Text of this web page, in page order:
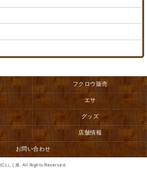
フクロウ販売
エサ
グッズ
店舗情報
お問い合わせ
(C)ふく屋. All Rights Reserved.